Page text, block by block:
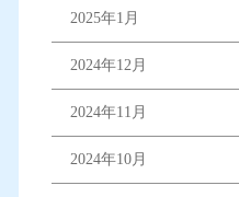
2025年1月
2024年12月
2024年11月
2024年10月